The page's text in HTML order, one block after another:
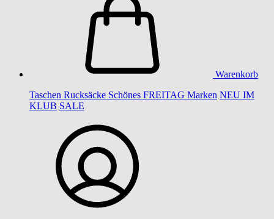
Warenkorb
Taschen Rucksäcke Schönes FREITAG Marken NEU IM
KLUB SALE